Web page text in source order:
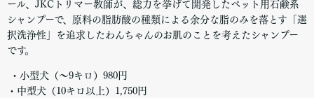
ール、JKCトリマー教師が、総力を挙げて開発したペット用石鹸系
シャンプーで、原料の脂肪酸の種類による余分な脂のみを落とす「選
択洗浄性」を追求したわんちゃんのお肌のことを考えたシャンプー
です。
・小型犬（～9キロ）980円
・中型犬（10キロ以上）1,750円